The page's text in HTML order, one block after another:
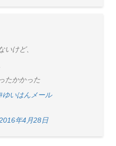
いけど、
たかかった
ゆいはんメール
年4月28日